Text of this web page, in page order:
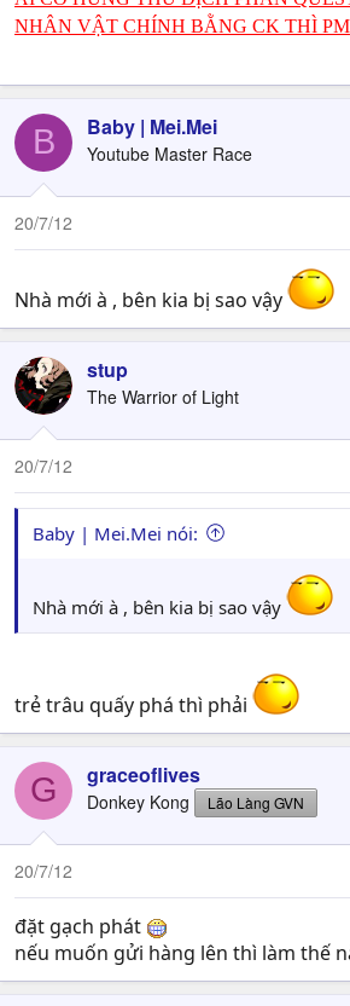
NHÂN VẬT CHÍNH BẰNG CK THÌ PM
B Baby | Mei.Mei
Youtube Master Race
20/7/12
Nhà mới à , bên kia bị sao vậy
stup
The Warrior of Light
20/7/12
Baby | Mei.Mei nói:
Nhà mới à , bên kia bị sao vậy
trẻ trâu quấy phá thì phải
G graceoflives
Donkey Kong Lão Làng GVN
20/7/12
đặt gạch phát
nếu muốn gửi hàng lên thì làm thế